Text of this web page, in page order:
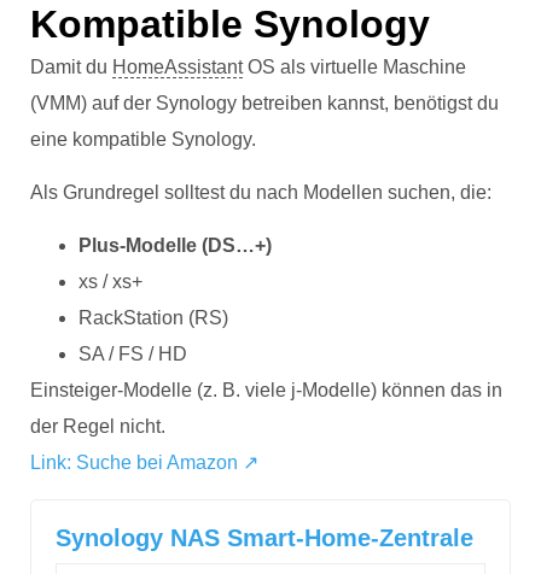
Kompatible Synology
Damit du HomeAssistantOS als virtuelle Maschine
(VMM) auf der Synology betreiben kannst, benötigst du
eine kompatible Synology.
Als Grundregel solltest du nach Modellen suchen, die:
Plus-Modelle (DS…+)
xs / xs+
RackStation (RS)
SA / FS / HD
Einsteiger-Modelle (z. B. viele j-Modelle) können das in
der Regel nicht.
Link: Suche bei Amazon ↗
Synology NAS Smart-Home-Zentrale